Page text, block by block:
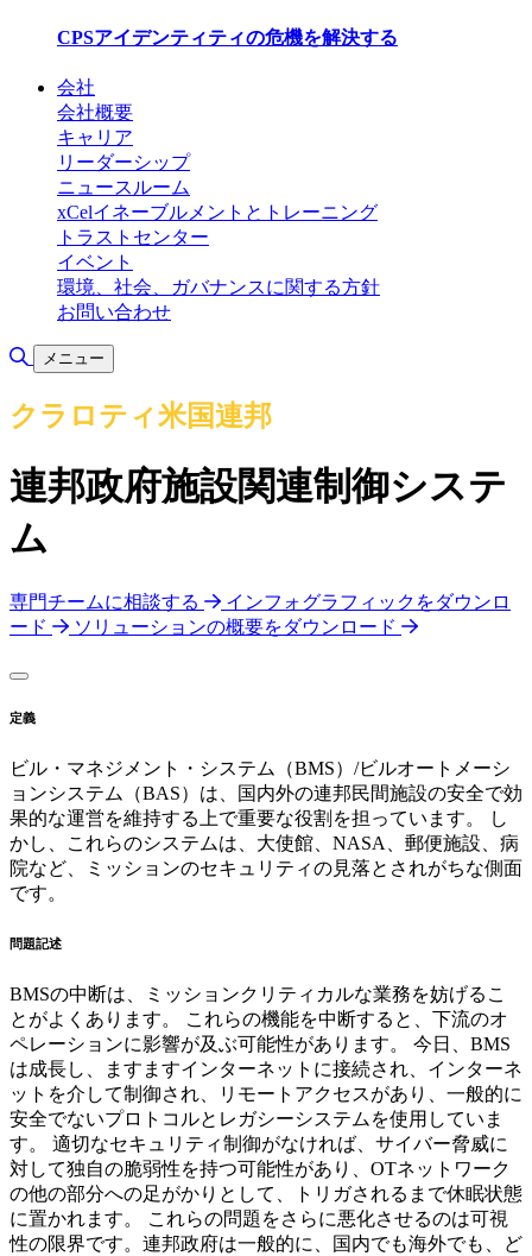
CPSアイデンティティの危機を解決する
会社
会社概要
キャリア
リーダーシップ
ニュースルーム
xCelイネーブルメントとトレーニング
トラストセンター
イベント
環境、社会、ガバナンスに関する方針
お問い合わせ
検索の切り替え
メニュー
クラロティ米国連邦
連邦政府施設関連制御システ
ム
専門チームに相談する
インフォグラフィックをダウンロ
ード
ソリューションの概要をダウンロード
定義
ビル・マネジメント・システム（BMS）/ビルオートメーシ
ョンシステム（BAS）は、国内外の連邦民間施設の安全で効
果的な運営を維持する上で重要な役割を担っています。 し
かし、これらのシステムは、大使館、NASA、郵便施設、病
院など、ミッションのセキュリティの見落とされがちな側面
です。
問題記述
BMSの中断は、ミッションクリティカルな業務を妨げるこ
とがよくあります。 これらの機能を中断すると、下流のオ
ペレーションに影響が及ぶ可能性があります。 今日、BMS
は成長し、ますますインターネットに接続され、インターネ
ットを介して制御され、リモートアクセスがあり、一般的に
安全でないプロトコルとレガシーシステムを使用していま
す。 適切なセキュリティ制御がなければ、サイバー脅威に
対して独自の脆弱性を持つ可能性があり、OTネットワーク
の他の部分への足がかりとして、トリガされるまで休眠状態
に置かれます。 これらの問題をさらに悪化させるのは可視
性の限界です。連邦政府は一般的に、国内でも海外でも、ど